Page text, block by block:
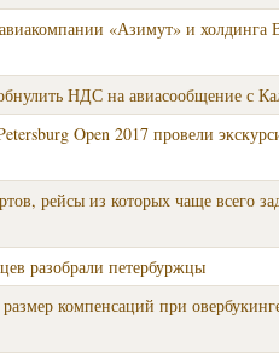
авиакомпании «Азимут» и холдинга
НДС на авиасообщение с
Open 2017 провели
рейсы из которых чаще всего
разобрали петербуржцы
компенсаций при